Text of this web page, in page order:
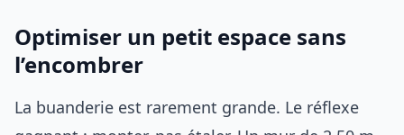
Optimiser un petit espace sans
l’encombrer
La buanderie est rarement grande. Le réflexe